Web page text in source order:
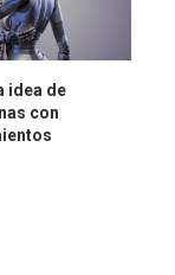
idea de
con